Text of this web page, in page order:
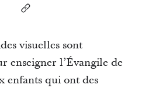
visuelles sont
enseigner l’Évangile de
enfants qui ont des